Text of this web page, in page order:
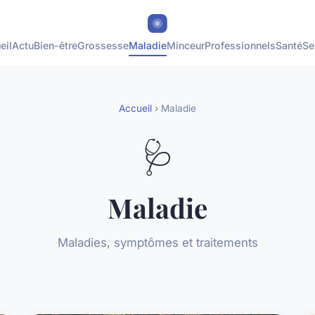
ActuBien-êtreGrossesseMaladieMinceurProfessionnelsSanté
Accueil › Maladie
🩺
Maladie
Maladies, symptômes et traitements